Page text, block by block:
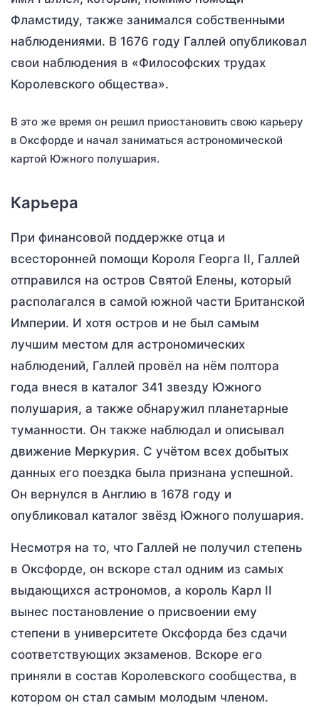
Фламстиду, также занимался собственными
наблюдениями. В 1676 году Галлей опубликовал
свои наблюдения в «Философских трудах
Королевского общества».
В это же время он решил приостановить свою карьеру
в Оксфорде и начал заниматься астрономической
картой Южного полушария.
Карьера
При финансовой поддержке отца и
всесторонней помощи Короля Георга II, Галлей
отправился на остров Святой Елены, который
располагался в самой южной части Британской
Империи. И хотя остров и не был самым
лучшим местом для астрономических
наблюдений, Галлей провёл на нём полтора
года внеся в каталог 341 звезду Южного
полушария, а также обнаружил планетарные
туманности. Он также наблюдал и описывал
движение Меркурия. С учётом всех добытых
данных его поездка была признана успешной.
Он вернулся в Англию в 1678 году и
опубликовал каталог звёзд Южного полушария.
Несмотря на то, что Галлей не получил степень
в Оксфорде, он вскоре стал одним из самых
выдающихся астрономов, а король Карл II
вынес постановление о присвоении ему
степени в университете Оксфорда без сдачи
соответствующих экзаменов. Вскоре его
приняли в состав Королевского сообщества, в
котором он стал самым молодым членом.